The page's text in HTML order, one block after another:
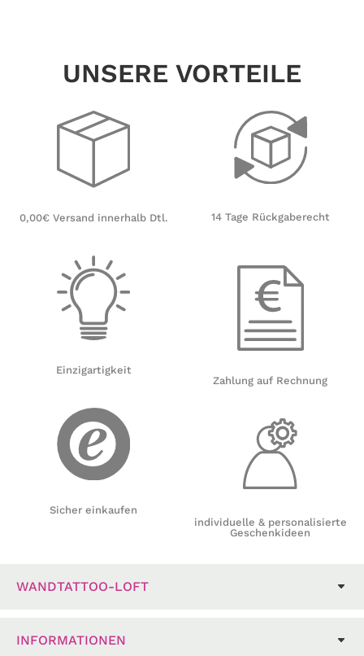
UNSERE VORTEILE
0,00€ Versand innerhalb Dtl.
Einzigartigkeit
Sicher einkaufen
14 Tage Rückgaberecht
Zahlung auf Rechnung
individuelle & personalisierte
Geschenkideen
WANDTATTOO-LOFT
INFORMATIONEN